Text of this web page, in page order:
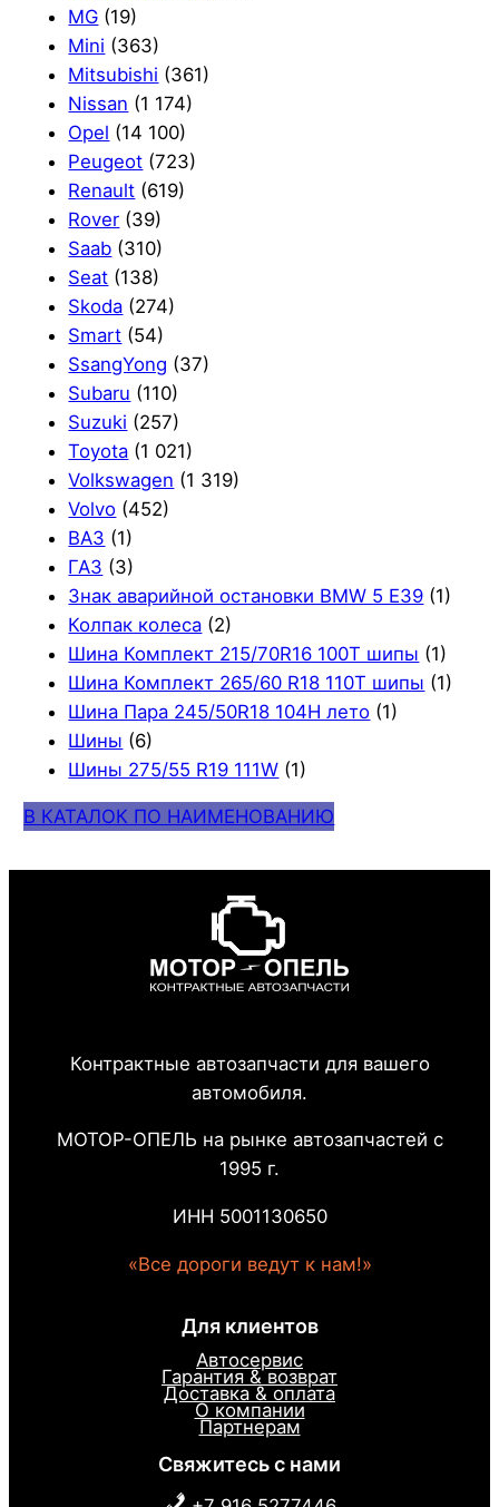
MG (19)
Mini (363)
Mitsubishi (361)
Nissan (1 174)
Opel (14 100)
Peugeot (723)
Renault (619)
Rover (39)
Saab (310)
Seat (138)
Skoda (274)
Smart (54)
SsangYong (37)
Subaru (110)
Suzuki (257)
Toyota (1 021)
Volkswagen (1 319)
Volvo (452)
ВАЗ (1)
ГАЗ (3)
Знак аварийной остановки BMW 5 E39 (1)
Колпак колеса (2)
Шина Комплект 215/70R16 100T шипы (1)
Шина Комплект 265/60 R18 110T шипы (1)
Шина Пара 245/50R18 104H лето (1)
Шины (6)
Шины 275/55 R19 111W (1)
В КАТАЛОК ПО НАИМЕНОВАНИЮ
Контрактные автозапчасти для вашего
автомобиля.
МОТОР-ОПЕЛЬ на рынке автозапчастей с
1995 г.
ИНН 5001130650
«Все дороги ведут к нам!»
Для клиентов
Автосервис
Гарантия & возврат
Доставка & оплата
О компании
Партнерам
Свяжитесь с нами